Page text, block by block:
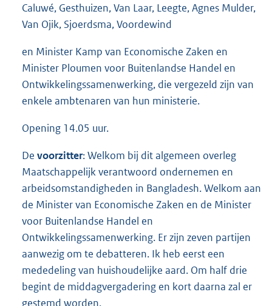
Caluwé, Gesthuizen, Van Laar, Leegte, Agnes Mulder,
Van Ojik, Sjoerdsma, Voordewind
en Minister Kamp van Economische Zaken en
Minister Ploumen voor Buitenlandse Handel en
Ontwikkelingssamenwerking, die vergezeld zijn van
enkele ambtenaren van hun ministerie.
Opening 14.05 uur.
De voorzitter: Welkom bij dit algemeen overleg
Maatschappelijk verantwoord ondernemen en
arbeidsomstandigheden in Bangladesh. Welkom aan
de Minister van Economische Zaken en de Minister
voor Buitenlandse Handel en
Ontwikkelingssamenwerking. Er zijn zeven partijen
aanwezig om te debatteren. Ik heb eerst een
mededeling van huishoudelijke aard. Om half drie
begint de middagvergadering en kort daarna zal er
gestemd worden.